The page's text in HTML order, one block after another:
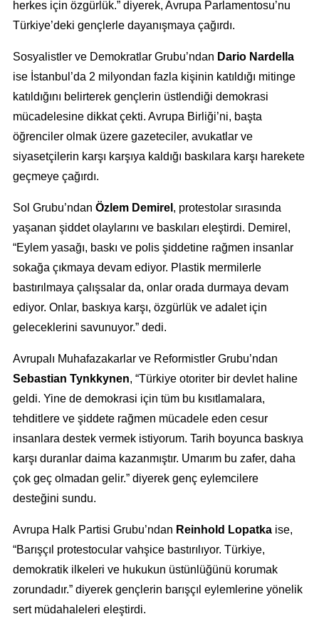
herkes için özgürlük.” diyerek, Avrupa Parlamentosu’nu
Türkiye’deki gençlerle dayanışmaya çağırdı.
Sosyalistler ve Demokratlar Grubu’ndan Dario Nardella
ise İstanbul’da 2 milyondan fazla kişinin katıldığı mitinge
katıldığını belirterek gençlerin üstlendiği demokrasi
mücadelesine dikkat çekti. Avrupa Birliği’ni, başta
öğrenciler olmak üzere gazeteciler, avukatlar ve
siyasetçilerin karşı karşıya kaldığı baskılara karşı harekete
geçmeye çağırdı.
Sol Grubu’ndan Özlem Demirel , protestolar sırasında
yaşanan şiddet olaylarını ve baskıları eleştirdi. Demirel,
“Eylem yasağı, baskı ve polis şiddetine rağmen insanlar
sokağa çıkmaya devam ediyor. Plastik mermilerle
bastırılmaya çalışsalar da, onlar orada durmaya devam
ediyor. Onlar, baskıya karşı, özgürlük ve adalet için
geleceklerini savunuyor.” dedi.
Avrupalı Muhafazakarlar ve Reformistler Grubu’ndan
Sebastian Tynkkynen, “Türkiye otoriter bir devlet haline
geldi. Yine de demokrasi için tüm bu kısıtlamalara,
tehditlere ve şiddete rağmen mücadele eden cesur
insanlara destek vermek istiyorum. Tarih boyunca baskıya
karşı duranlar daima kazanmıştır. Umarım bu zafer, daha
çok geç olmadan gelir.” diyerek genç eylemcilere
desteğini sundu.
Avrupa Halk Partisi Grubu’ndan Reinhold Lopatka ise,
“Barışçıl protestocular vahşice bastırılıyor. Türkiye,
demokratik ilkeleri ve hukukun üstünlüğünü korumak
zorundadır.” diyerek gençlerin barışçıl eylemlerine yönelik
sert müdahaleleri eleştirdi.